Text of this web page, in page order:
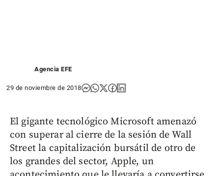
Agencia EFE
29 de noviembre de 2018
El gigante tecnológico Microsoft amenazó
con superar al cierre de la sesión de Wall
Street la capitalización bursátil de otro de
los grandes del sector, Apple, un